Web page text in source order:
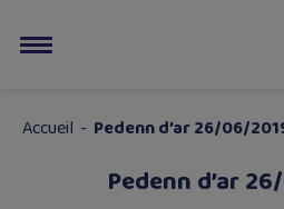
Accueil - Pedenn d’ar 26/06/
Pedenn d’ar